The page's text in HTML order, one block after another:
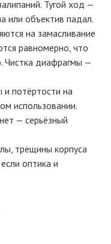
Тугой ход —
или объектив падал.
на замасливание
равномерно, что
Чистка диафрагмы —
и потёртости на
использовании.
— серьёзный
трещины корпуса
оптика и